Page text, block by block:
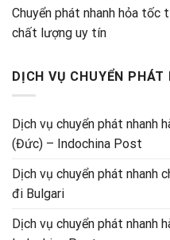
Chuyển phát nhanh hỏa tốc
chất lượng uy tín
DỊCH VỤ CHUYỂN PHÁT
Dịch vụ chuyển phát nhanh
(Đức) – Indochina Post
Dịch vụ chuyển phát nhanh
đi Bulgari
Dịch vụ chuyển phát nhanh